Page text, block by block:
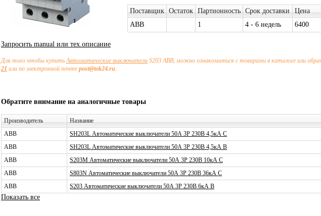
Поставщик Остаток Партионность Срок доставки Цена
ABB
1 4 - 6 недель 6400
Запросить manual или тех.описание
Для того чтобы купитьАвтоматические выключателиS203 ABB, можно ознакомиться с товарами в каталоге или
21 или по электронной почте post@tok24.ru.
Обратите внимание на аналогичные товары
Производитель Название
ABB
SH203L Автоматические выключатели 50А 3P 230В 4,5кА C
ABB
SH203L Автоматические выключатели 50А 3P 230В 4,5кА B
ABB
S203M Автоматические выключатели 50А 3P 230В 10кА C
ABB
S803N Автоматические выключатели 50А 3P 230В 36кА C
ABB
S203 Автоматические выключатели 50А 3P 230В 6кА B
Показать все